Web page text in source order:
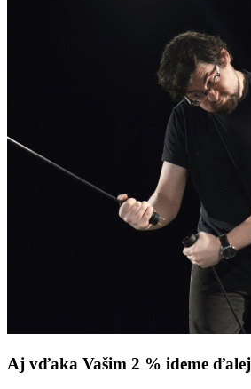
Aj vďaka Vašim 2 % ideme ďalej